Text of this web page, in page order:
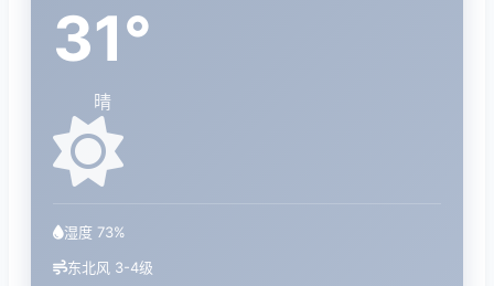
31°
晴
湿度 73%
东北风 3-4级